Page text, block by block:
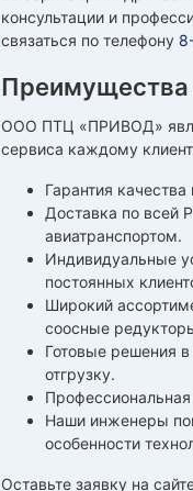
консультации и
связаться по телефону
Преимущества
ООО ПТЦ «ПРИВОД»
сервиса каждому
Гарантия
Доставка по всей
авиатранспортом.
Индивидуальные
постоянных
Широкий
соосные
Готовые решения
отгрузку.
Наши инженеры
особенности
Оставьте заявку на